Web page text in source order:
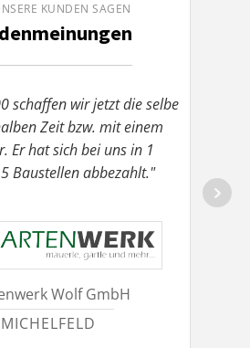
KUNDEN SAGEN
schaffen wir jetzt die selbe
Zeit bzw. mit einem
Er hat sich bei uns in 1
Baustellen abbezahlt."
Wolf GmbH
MICHELFELD